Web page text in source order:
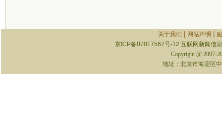
关于我们 网站声明
京ICP备07017567号-12 互联网新闻信
Copyright @ 2007-
地址：北京市海淀区